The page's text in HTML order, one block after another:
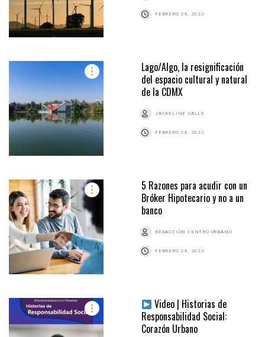
FEBRERO 24, 2022
Lago/Algo, la resignificación
del espacio cultural y natural
de la CDMX
JACKELINE VALLE
FEBRERO 24, 2022
5 Razones para acudir con un
Bróker Hipotecario y no a un
banco
REDACCIÓN CENTRO URBANO
FEBRERO 24, 2022
Video | Historias de
Responsabilidad Social:
Corazón Urbano